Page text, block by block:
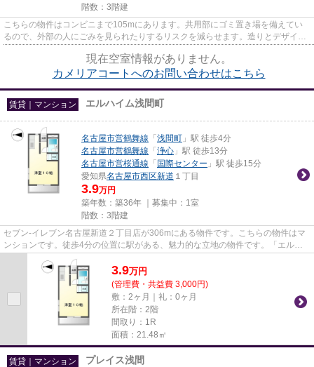
階数：3階建
こちらの物件はコンビニまで105mにあります。共用部にゴミ置き場を備えてい
るので、外部の人にごみを見られたりするリスクを減らせます。造りとデザイン
現在空室情報がありません。
カメリアコートへのお問い合わせはこちら
賃貸｜マンション エルハイム浅間町
名古屋市営鶴舞線 「 浅間町 」駅 徒歩4分
名古屋市営鶴舞線 「 浄心 」駅 徒歩13分
名古屋市営桜通線 「 国際センター 」駅 徒歩15分
愛知県名古屋市西区新道 １丁目
3.9万円
築年数：築36年 ｜募集中： 1室
階数：3階建
セブン-イレブン名古屋新道２丁目店が306mにある物件です。こちらの物件はマ
ンションです。徒歩4分の位置に駅がある、魅力的な立地の物件です。「エルハ
イム浅間町」の物件情報をお探...
3.9万円
(管理費・共益費 3,000円)
敷：2ヶ月｜礼：0ヶ月
所在階：2階
間取り：1R
面積：21.48㎡
賃貸｜マンション プレイス浅間